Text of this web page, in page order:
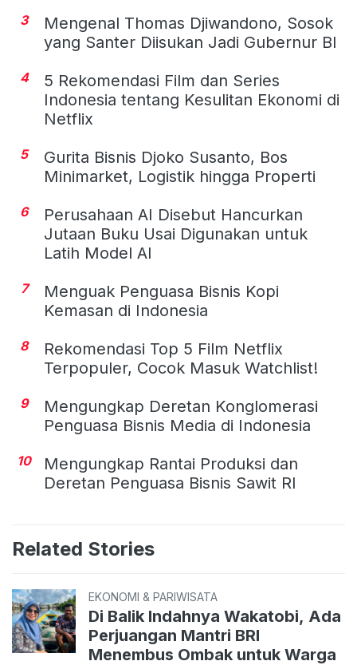
3
Mengenal Thomas Djiwandono, Sosok
yang Santer Diisukan Jadi Gubernur BI
4
5 Rekomendasi Film dan Series
Indonesia tentang Kesulitan Ekonomi di
Netflix
5
Gurita Bisnis Djoko Susanto, Bos
Minimarket, Logistik hingga Properti
6
Perusahaan AI Disebut Hancurkan
Jutaan Buku Usai Digunakan untuk
Latih Model AI
7
Menguak Penguasa Bisnis Kopi
Kemasan di Indonesia
8
Rekomendasi Top 5 Film Netflix
Terpopuler, Cocok Masuk Watchlist!
9
Mengungkap Deretan Konglomerasi
Penguasa Bisnis Media di Indonesia
10
Mengungkap Rantai Produksi dan
Deretan Penguasa Bisnis Sawit RI
Related Stories
EKONOMI & PARIWISATA
Di Balik Indahnya Wakatobi, Ada
Perjuangan Mantri BRI
Menembus Ombak untuk Warga